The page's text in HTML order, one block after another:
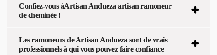
Confiez-vous àArtisan Andueza artisan ramoneur
de cheminée !
Les ramoneurs de Artisan Andueza sont de vrais
professionnels à qui vous pouvez faire confiance